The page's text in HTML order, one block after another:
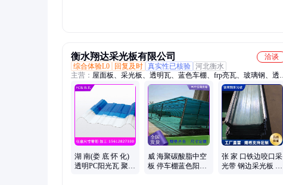
衡水翔达采光板有限公司
洽谈
综合体验L0
回复及时 真实性已核验 河北衡水
主营： 屋面板、采光板、透明瓦、蓝色车棚、frp亮瓦、玻璃钢、透明
板、阻燃瓦、波浪瓦、阳光瓦、阳光板、瓦900宽、采光带、带铁
边、屋面瓦、采光瓦、州采光、frp防腐、frp瓦一米、2mm防腐瓦、
装饰防腐瓦、保温防腐瓦、秦皇岛采光、阻燃防腐瓦、阻燃防腐板
湖 南(娄 底 怀 化)
透明PC阳光瓦 聚碳
威 海聚碳酸脂中空
板 停车棚蓝色阳光
张 家 口铁边咬口采
光带 钢边采光板 双